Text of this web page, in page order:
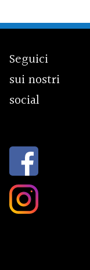
Seguici
sui nostri
social